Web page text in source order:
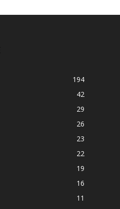
194
42
29
26
23
22
19
16
11